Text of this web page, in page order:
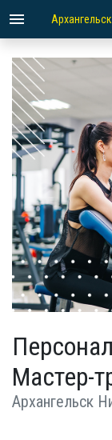
Архангельск
Мастер-
Архангельск